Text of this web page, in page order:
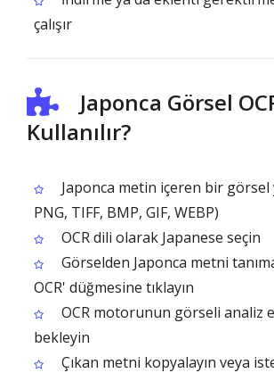
çalışır
Japonca Görsel
Kullanılır?
Japonca metin içeren bir görsel
PNG, TIFF, BMP, GIF, WEBP)
OCR dili olarak Japanese seçin
Görselden Japonca metni
OCR' düğmesine tıklayın
OCR motorunun görseli analiz
bekleyin
Çıkan metni kopyalayın veya